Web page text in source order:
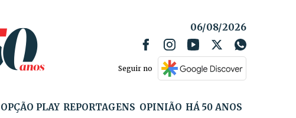
06/08/2026
Seguir no
OPÇÃO PLAY REPORTAGENS OPINIÃO HÁ 50 ANOS